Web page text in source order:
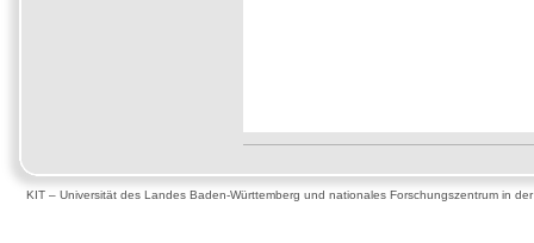
KIT – Universität des Landes Baden-Württemberg und nationales Forschungszentrum in